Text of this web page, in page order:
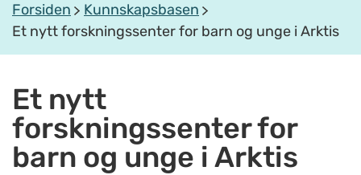
Forsiden
Kunnskapsbasen
Et nytt forskningssenter for barn og unge i Arktis
Et nytt
forskningssenter for
barn og unge i Arktis